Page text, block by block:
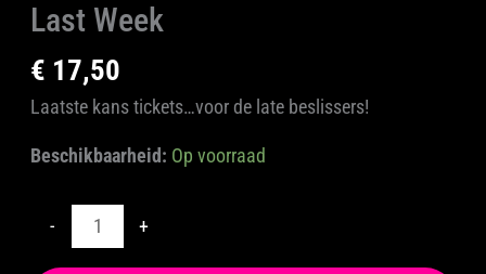
Last Week
€ 17,50
Laatste kans tickets…voor de late beslissers!
Beschikbaarheid: Op voorraad
- +